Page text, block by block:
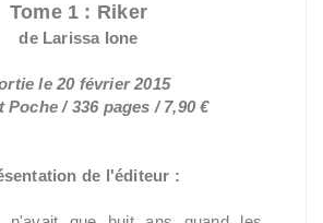
Tome 1 : Riker
de Larissa Ione
le 20 février 2015
Poche / 336 pages / 7,90 €
de l'éditeur :